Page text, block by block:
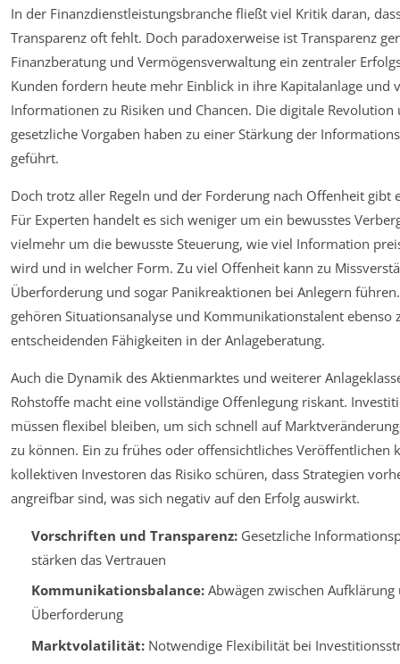
In der Finanzdienstleistungsbranche fließt viel Kritik daran,
Transparenz oft fehlt. Doch paradoxerweise ist Transparenz
Finanzberatung und Vermögensverwaltung ein zentraler
Kunden fordern heute mehr Einblick in ihre Kapitalanlage und
Informationen zu Risiken und Chancen. Die digitale Revolution
gesetzliche Vorgaben haben zu einer Stärkung der
geführt.
Doch trotz aller Regeln und der Forderung nach Offenheit gibt
Für Experten handelt es sich weniger um ein bewusstes
vielmehr um die bewusste Steuerung, wie viel Information
wird und in welcher Form. Zu viel Offenheit kann zu
Überforderung und sogar Panikreaktionen bei Anlegern
gehören Situationsanalyse und Kommunikationstalent ebenso
entscheidenden Fähigkeiten in der Anlageberatung.
Auch die Dynamik des Aktienmarktes und weiterer
Rohstoffe macht eine vollständige Offenlegung riskant.
müssen flexibel bleiben, um sich schnell auf
zu können. Ein zu frühes oder offensichtliches Veröffentlichen
kollektiven Investoren das Risiko schüren, dass Strategien
angreifbar sind, was sich negativ auf den Erfolg auswirkt.
Vorschriften und Transparenz:Gesetzliche
stärken das Vertrauen
Kommunikationsbalance:Abwägen zwischen Aufklärung
Überforderung
Marktvolatilität:Notwendige Flexibilität bei